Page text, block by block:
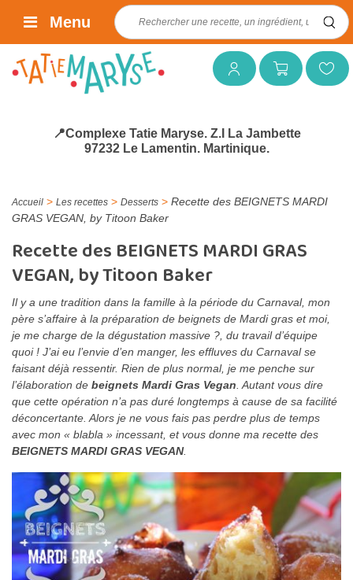
Mon compteMon panierMes favoris
Rechercher :
Menu
📍Complexe Tatie Maryse. Z.I La Jambette
97232 Le Lamentin. Martinique.
Accueil > Les recettes > Desserts > Recette des BEIGNETS MARDI
GRAS VEGAN, by Titoon Baker
Recette des BEIGNETS MARDI GRAS
VEGAN, by Titoon Baker
Il y a une tradition dans la famille à la période du Carnaval, mon
père s’affaire à la préparation de beignets de Mardi gras et moi,
je me charge de la dégustation massive ?, du travail d’équipe
quoi ! J’ai eu l’envie d’en manger, les effluves du Carnaval se
faisant déjà ressentir. Rien de plus normal, je me penche sur
l’élaboration de beignets Mardi Gras Vegan . Autant vous dire
que cette opération n’a pas duré longtemps à cause de sa facilité
déconcertante. Alors je ne vous fais pas perdre plus de temps
avec mon « blabla » incessant, et vous donne ma recette des
BEIGNETS MARDI GRAS VEGAN.